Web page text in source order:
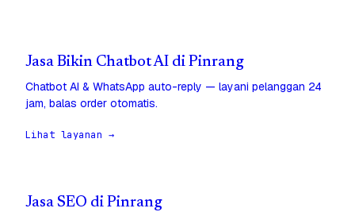
Jasa Bikin Chatbot AI di Pinrang
Chatbot AI & WhatsApp auto-reply — layani pelanggan 24
jam, balas order otomatis.
Lihat layanan →
Jasa SEO di Pinrang